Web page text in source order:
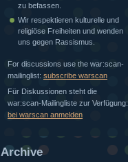
zu befassen.
Wir respektieren kulturelle und
religiöse Freiheiten und wenden
uns gegen Rassismus.
For discussions use the war:scan-
mailinglist: subscribe warscan
Für Diskussionen steht die
war:scan-Mailingliste zur Verfügung:
bei warscan anmelden
Archive